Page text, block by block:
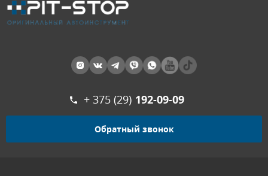
+ 375 (29) 192-09-09
Обратный звонок